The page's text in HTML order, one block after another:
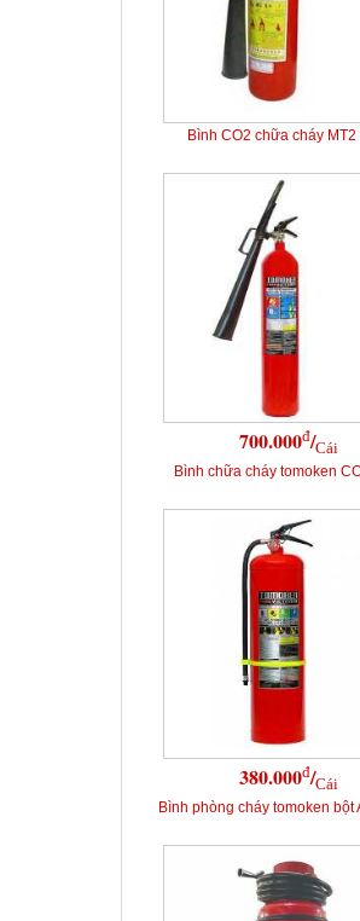
Bình CO2 chữa cháy MT2
700.000đ/Cái
Bình chữa cháy tomoken
380.000đ/Cái
Bình phòng cháy tomoken bột